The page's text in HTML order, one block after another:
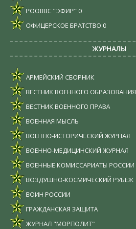
РООВВС "ЭФИР" 0
ОФИЦЕРСКОЕ БРАТСТВО 0
ЖУРНАЛЫ
АРМЕЙСКИЙ СБОРНИК
ВЕСТНИК ВОЕННОГО ОБРАЗОВАНИЯ
ВЕСТНИК ВОЕННОГО ПРАВА
ВОЕННАЯ МЫСЛЬ
ВОЕННО-ИСТОРИЧЕСКИЙ ЖУРНАЛ
ВОЕННО-МЕДИЦИНСКИЙ ЖУРНАЛ
ВОЕННЫЕ КОМИССАРИАТЫ РОССИИ
ВОЗДУШНО-КОСМИЧЕСКИЙ РУБЕЖ
ВОИН РОССИИ
ГРАЖДАНСКАЯ ЗАЩИТА
ЖУРНАЛ "МОРПОЛИТ"